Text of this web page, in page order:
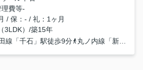
理費等-
/ 保：- / 礼：1ヶ月
3LDK）/築15年
線「千石」駅徒歩9分
丸ノ内線「新大塚」駅徒歩9分